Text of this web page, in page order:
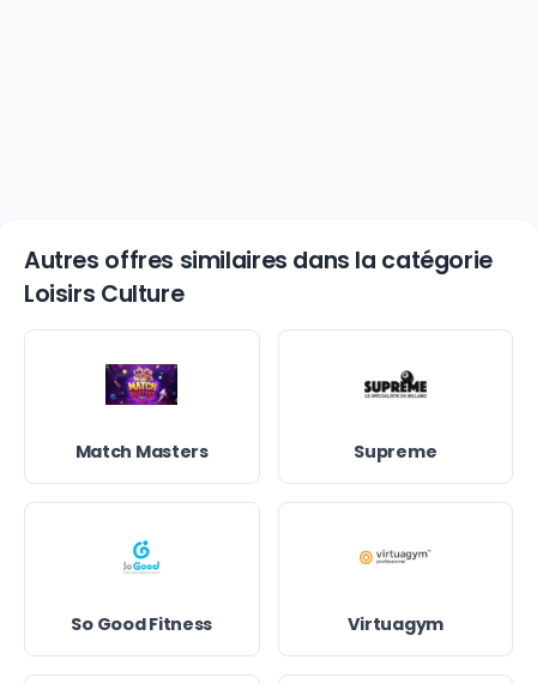
Autres offres similaires dans la catégorie
Loisirs Culture
Match Masters Supreme
So Good Fitness Virtuagym